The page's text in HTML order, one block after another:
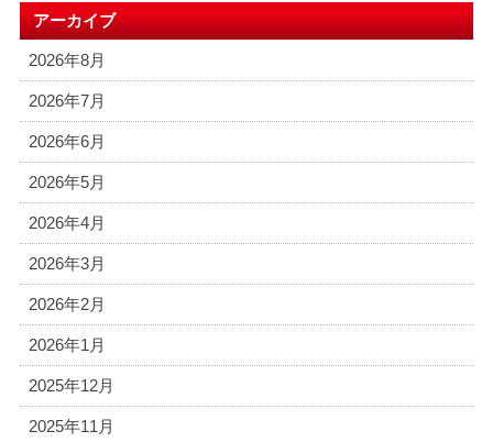
アーカイブ
2026年8月
2026年7月
2026年6月
2026年5月
2026年4月
2026年3月
2026年2月
2026年1月
2025年12月
2025年11月